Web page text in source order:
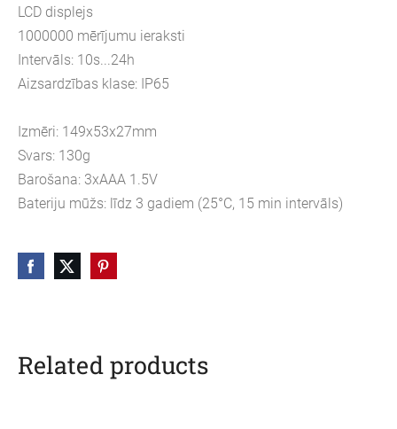
LCD displejs
1000000 mērījumu ieraksti
Intervāls: 10s...24h
Aizsardzības klase: IP65
Izmēri: 149x53x27mm
Svars: 130g
Barošana: 3xAAA 1.5V
Bateriju mūžs: līdz 3 gadiem (25°C, 15 min intervāls)
Related products